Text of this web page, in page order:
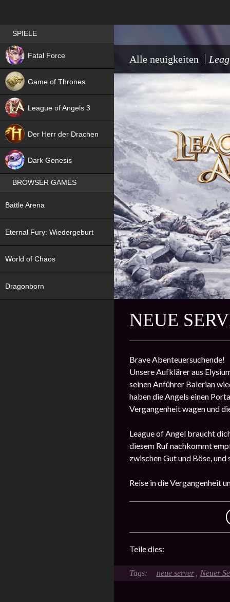
Alle neuigkeiten
NEUE
Brave Abenteuersuchende!
Unsere Aufklärer aus
seinen Anführer Balerian
haben die Angels einen
Vergangenheit wagen und
League of Angel braucht
diesem Ruf nachkommt
zwischen Gut und Böse,
Reise in die Vergangenheit
Teile dies:
neue server , Neuer
Best RPG games in Germany
SPIELE
Fatal Force
NEW
Game of Thrones
League of Angels 3
Der Herr der Drachen
Dark Genesis
BROWSER GAMES
Battle Arena
NEW
Eternal Fury: Wiedergeburt
NEW
World of Chaos
Dragonborn